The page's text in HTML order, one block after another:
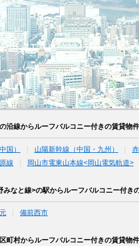
沿線からルーフバルコニー付きの賃貸物
国） 山陽新幹線（中国・九州）
線
岡山市電東山本線<岡山電気軌道>
みなと線>の駅からルーフバルコニー付き
備前西市
町村からルーフバルコニー付きの賃貸物